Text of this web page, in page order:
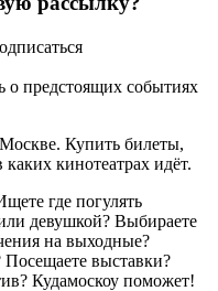
о предстоящих событиях
Купить билеты,
кинотеатрах идёт.
где погулять
девушкой? Выбираете
на выходные?
выставки?
Кудамоскоу поможет!